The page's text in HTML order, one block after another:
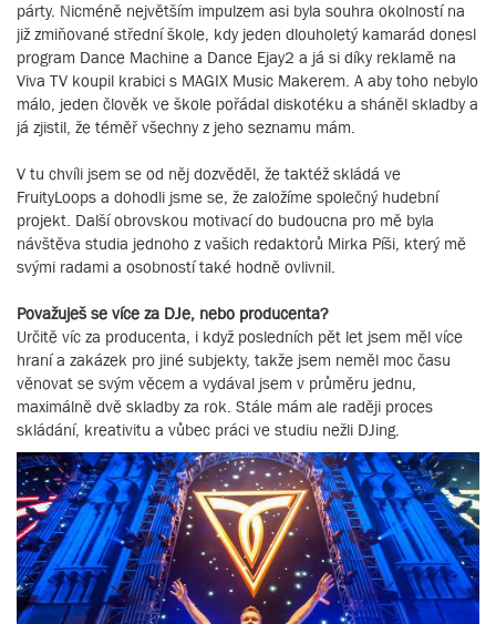
párty. Nicméně největším impulzem asi byla souhra okolností na
již zmiňované střední škole, kdy jeden dlouholetý kamarád donesl
program Dance Machine a Dance Ejay2 a já si díky reklamě na
Viva TV koupil krabici s MAGIX Music Makerem. A aby toho nebylo
málo, jeden člověk ve škole pořádal diskotéku a sháněl skladby a
já zjistil, že téměř všechny z jeho seznamu mám.
V tu chvíli jsem se od něj dozvěděl, že taktéž skládá ve
FruityLoops a dohodli jsme se, že založíme společný hudební
projekt. Další obrovskou motivací do budoucna pro mě byla
návštěva studia jednoho z vašich redaktorů Mirka Píši, který mě
svými radami a osobností také hodně ovlivnil.
Považuješ se více za DJe, nebo producenta?
Určitě víc za producenta, i když posledních pět let jsem měl více
hraní a zakázek pro jiné subjekty, takže jsem neměl moc času
věnovat se svým věcem a vydával jsem v průměru jednu,
maximálně dvě skladby za rok. Stále mám ale raději proces
skládání, kreativitu a vůbec práci ve studiu nežli DJing.